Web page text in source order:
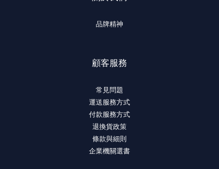
品牌精神
顧客服務
常見問題
運送服務方式
付款服務方式
退換貨政策
條款與細則
企業機關選書